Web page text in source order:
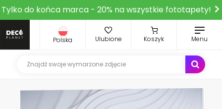
Tylko do końca marca - 20% na wszystkie fototapety!
Polska Ulubione Koszyk Menu